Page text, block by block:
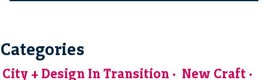
Categories
City + Design In Transition
New Craft